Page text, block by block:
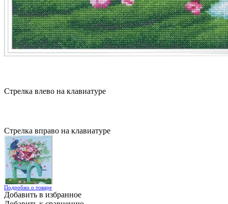
Стрелка влево на клавиатуре
Стрелка вправо на клавиатуре
Подробно о товаре
Добавить в избранное